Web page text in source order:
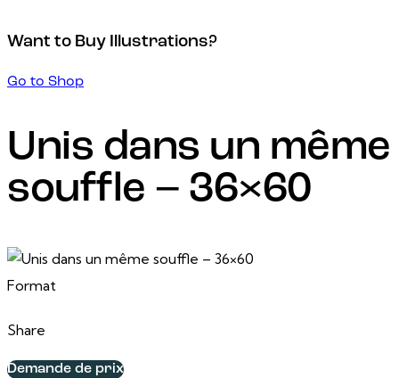
Want to Buy Illustrations?
Go to Shop
Unis dans un même
souffle – 36×60
Format
Share
Demande de prix